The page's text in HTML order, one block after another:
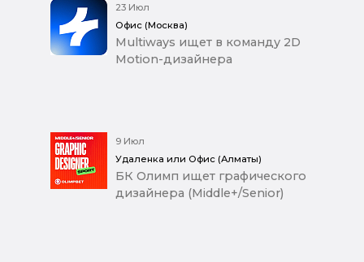
23 Июл
Офис (Москва)
Multiways ищет в команду 2D
Motion-дизайнера
9 Июл
Удаленка или Офис (Алматы)
БК Олимп ищет графического
дизайнера (Middle+/Senior)